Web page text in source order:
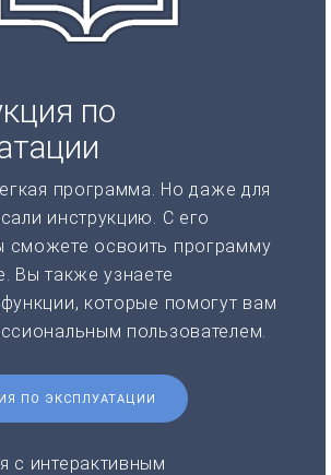
по
программа. Но даже для
инструкцию. С его
освоить программу
Вы также узнаете
которые помогут вам
пользователем.
ПО ЭКСПЛУАТАЦИИ
с интерактивным